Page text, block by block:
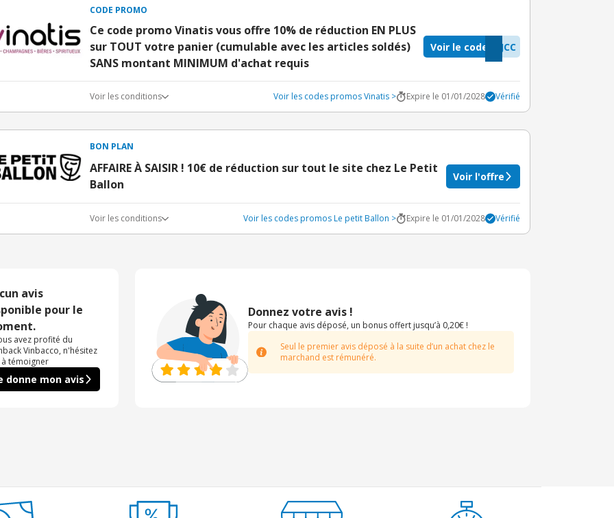
CODE PROMO
Ce code promo Vinatis vous offre 10% de réduction EN PLUS
sur TOUT votre panier (cumulable avec les articles soldés)
SANS montant MINIMUM d'achat requis
JCC
Voir le code
Voir les conditions Voir les codes promos Vinatis > Expire le 01/01/2028 Vérifié
BON PLAN
AFFAIRE À SAISIR ! 10€ de réduction sur tout le site chez Le Petit
Ballon
Voir l'offre
Voir les conditions Voir les codes promos Le petit Ballon > Expire le 01/01/2028 Vérifié
avis
pour le
avez profité du
Vinbacco, n'hésitez
à témoigner
donne mon avis
Donnez votre avis !
Pour chaque avis déposé, un bonus offert jusqu’à 0,20€ !
Seul le premier avis déposé à la suite d’un achat chez le
marchand est rémunéré.